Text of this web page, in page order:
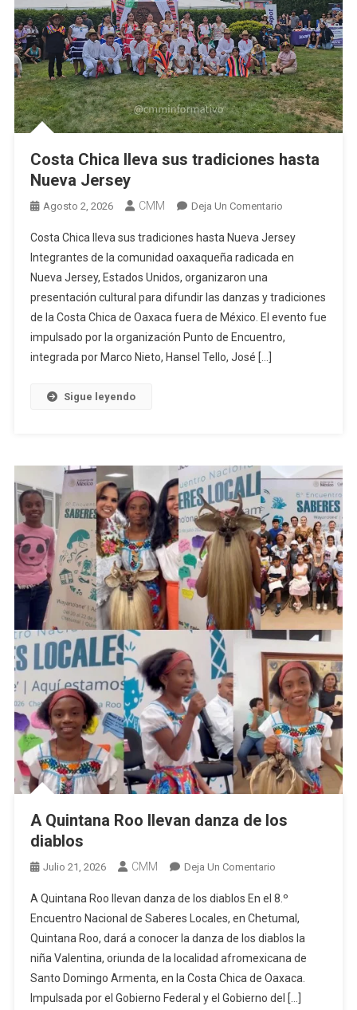
Costa Chica lleva sus tradiciones hasta
Nueva Jersey
Agosto 2, 2026 CMM Deja Un ComentarioEn
Chica
Lleva
Tradiciones
Hasta
Nueva
Costa Chica lleva sus tradiciones hasta Nueva Jersey
Integrantes de la comunidad oaxaqueña radicada en
Nueva Jersey, Estados Unidos, organizaron una
presentación cultural para difundir las danzas y tradiciones
de la Costa Chica de Oaxaca fuera de México. El evento fue
impulsado por la organización Punto de Encuentro,
integrada por Marco Nieto, Hansel Tello, José […]
Sigue leyendo
A Quintana Roo llevan danza de los
diablos
Julio 21, 2026 CMM Deja Un ComentarioEn
Quintana
Roo
Llevan
Danza
De
Los
A Quintana Roo llevan danza de los diablos En el 8.º
Encuentro Nacional de Saberes Locales, en Chetumal,
Quintana Roo, dará a conocer la danza de los diablos la
niña Valentina, oriunda de la localidad afromexicana de
Santo Domingo Armenta, en la Costa Chica de Oaxaca.
Impulsada por el Gobierno Federal y el Gobierno del […]